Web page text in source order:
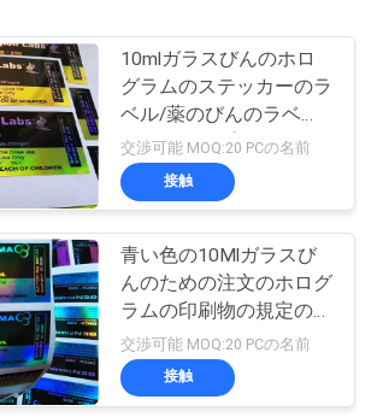
10mlガラスびんのホロ
グラムのステッカーのラ
ベル/薬のびんのラベル
のレーザープリンターに
よる印刷
交渉可能 MOQ:20 PCの名前
接触
青い色の10Mlガラスび
んのための注文のホログ
ラムの印刷物の規定のび
んのラベル
交渉可能 MOQ:20 PCの名前
接触